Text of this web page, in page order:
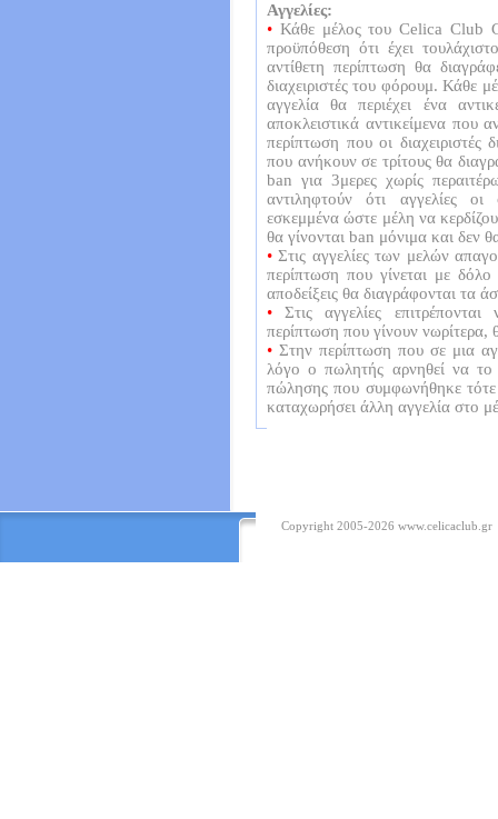
Αγγελίες:
• Κάθε μέλος του Celica Club
προϋπόθεση ότι έχει
αντίθετη περίπτωση θα
διαχειριστές του φόρουμ. Κάθε
αγγελία θα περιέχει ένα
αποκλειστικά αντικείμενα που
περίπτωση που οι διαχειριστές
που ανήκουν σε τρίτους θα
ban για 3μερες χωρίς
αντιληφτούν ότι αγγελίες
εσκεμμένα ώστε μέλη να
θα γίνονται ban μόνιμα και
• Στις αγγελίες των μελών
περίπτωση που γίνεται με
αποδείξεις θα διαγράφονται τα
• Στις αγγελίες
περίπτωση που γίνουν νωρίτερα,
• Στην περίπτωση που σε μια
λόγο ο πωλητής αρνηθεί να το
πώλησης που συμφωνήθηκε τότε
καταχωρήσει άλλη αγγελία στο
Copyright 2005-2026 www.celicaclub.gr